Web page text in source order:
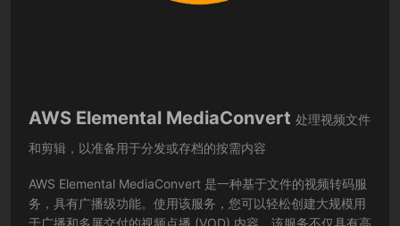
AWS Elemental MediaConvert 处理视频文件
和剪辑，以准备用于分发或存档的按需内容
AWS Elemental MediaConvert 是一种基于文件的视频转码服
务，具有广播级功能。使用该服务，您可以轻松创建大规模用
于广播和多屏交付的视频点播 (VOD) 内容。该服务不仅具有高